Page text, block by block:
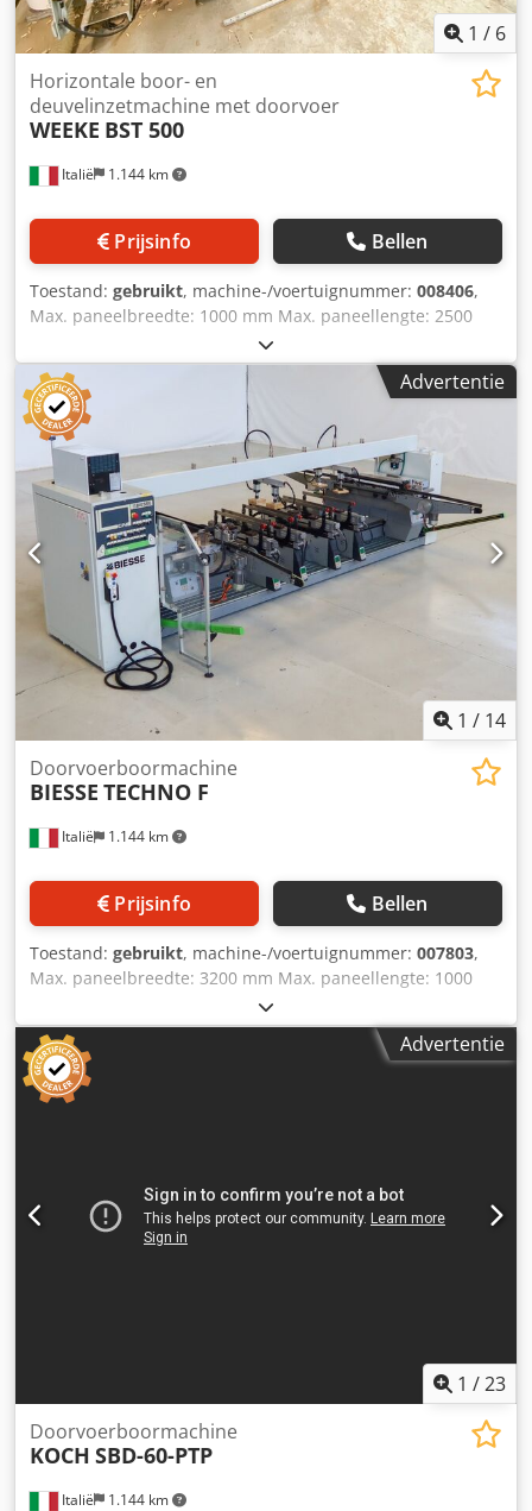
1 / 6
Italië 1.144 km
Horizontale boor- en
deuvelinzetmachine met doorvoer
WEEKE BST 500
Prijsinfo Bellen
Toestand: gebruikt, machine-/voertuignummer: 008406,
Max. paneelbreedte: 1000 mm Max. paneellengte: 2500
mm Aantal injectoren: 12 Dwsdpfjyl Ihxex Aftsa
Advertentie
1 / 14
Italië 1.144 km
Doorvoerboormachine
BIESSE TECHNO F
Prijsinfo Bellen
Toestand: gebruikt, machine-/voertuignummer: 007803,
Max. paneelbreedte: 3200 mm Max. paneellengte: 1000
mm Aantal aggregaten: 4 Positionering via NC-besturing: ja
Djdpfxeyhbhwe Aftowa Zijdelingse horizontale groepen: ja
Advertentie
1 /23
Italië 1.144 km
Doorvoerboormachine
KOCH SBD-60-PTP